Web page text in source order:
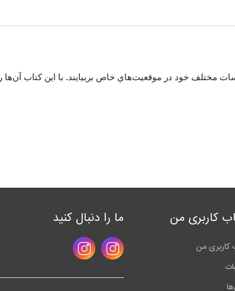
مختلف خود در موقعيت‌هاي خاص بربيايند. با اين كتاب آن‌ها
کاربری من
من
ما را دنبال کنید